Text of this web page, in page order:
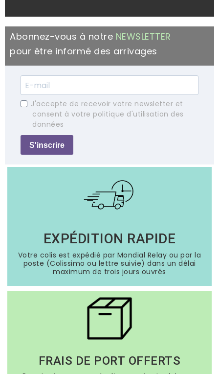
Abonnez-vous à notre NEWSLETTER
pour être informé des arrivages
J'accepte de recevoir votre newsletter et
consent à votre politique d'utilisation des
données
S'inscrire
EXPÉDITION RAPIDE
Votre colis est expédié par Mondial Relay ou par la
poste (Colissimo ou lettre suivie) dans un délai
maximum de trois jours ouvrés
FRAIS DE PORT OFFERTS